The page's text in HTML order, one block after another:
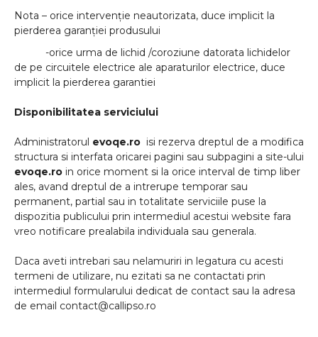
Nota – orice intervenție neautorizata, duce implicit la
pierderea garanției produsului
-orice urma de lichid /coroziune datorata lichidelor
de pe circuitele electrice ale aparaturilor electrice, duce
implicit la pierderea garantiei
Disponibilitatea serviciului
Administratorul evoqe.ro isi rezerva dreptul de a modifica
structura si interfata oricarei pagini sau subpagini a site-ului
evoqe.ro in orice moment si la orice interval de timp liber
ales, avand dreptul de a intrerupe temporar sau
permanent, partial sau in totalitate serviciile puse la
dispozitia publicului prin intermediul acestui website fara
vreo notificare prealabila individuala sau generala.
Daca aveti intrebari sau nelamuriri in legatura cu acesti
termeni de utilizare, nu ezitati sa ne contactati prin
intermediul formularului dedicat de contact sau la adresa
de email contact@callipso.ro